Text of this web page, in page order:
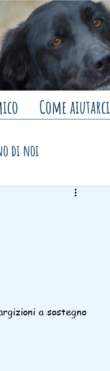
Come aiutarci
di noi
a sostegno